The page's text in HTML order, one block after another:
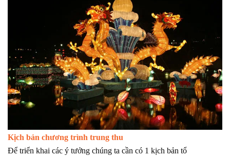
Kịch bản chương trình trung thu
Để triển khai các ý tưởng chúng ta cần có 1 kịch bản tổ